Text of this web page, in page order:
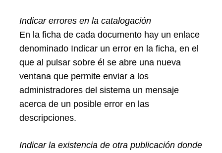
Indicar errores en la catalogación
En la ficha de cada documento hay un enlace
denominado Indicar un error en la ficha, en el
que al pulsar sobre él se abre una nueva
ventana que permite enviar a los
administradores del sistema un mensaje
acerca de un posible error en las
descripciones.
Indicar la existencia de otra publicación donde